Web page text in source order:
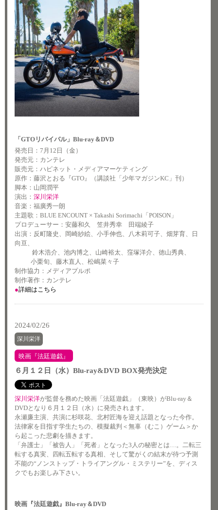
「GTOリバイバル」Blu-ray＆DVD
発売日：7月12日（金）
発売元：カンテレ
販売元：ハピネット・メディアマーケティング
原作：藤沢とおる『GTO』（講談社「少年マガジンKC」刊）
脚本：山岡潤平
演出： 深川栄洋
音楽：福廣秀一朗
主題歌：BLUE ENCOUNT × Takashi Sorimachi「POISON」
プロデューサー：安藤和久 笠井秀幸 田端綾子
出演：反町隆史、岡崎紗絵、小手伸也、八木莉可子、畑芽育、日
向亘、
鈴木浩介、池内博之、山崎裕太、窪塚洋介、徳山秀典、
小栗旬、藤木直人、松嶋菜々子
制作協力：メディアプルポ
制作著作：カンテレ
●詳細はこちら
2024/02/26
深川栄洋
映画『法廷遊戯』
６月１２日（水）Blu-ray&DVD BOX発売決定
深川栄洋が監督を務めた映画「法廷遊戯」（東映）がBlu-ray＆
DVDとなり６月１２日（水）に発売されます。
永瀬廉主演、共演に杉咲花、北村匠海を迎え話題となった今作。
法律家を目指す学生たちの、模擬裁判＜無辜（むこ）ゲーム＞か
ら起こった悲劇を描きます。
「弁護士」「被告人」「死者」となった3人の秘密とは…。二転三
転する真実、四転五転する真相、そして驚がくの結末が待つ予測
不能の“ノンストップ・トライアングル・ミステリー”を、ディス
クでもお楽しみ下さい。
映画『法廷遊戯』Blu-ray＆DVD